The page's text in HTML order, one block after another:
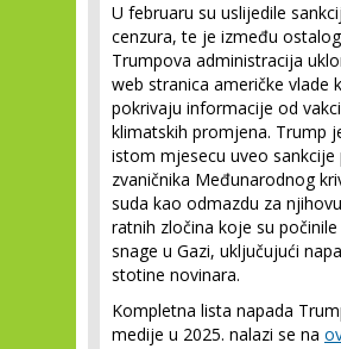
U februaru su uslijedile
cenzura, te je između
Trumpova administracija
web stranica američke vlade
pokrivaju informacije od
klimatskih promjena. Trump
istom mjesecu uveo sankcije
zvaničnika Međunarodnog
suda kao odmazdu za
ratnih zločina koje su počinile
snage u Gazi, uključujući
stotine novinara.
Kompletna lista napada
medije u 2025. nalazi se na